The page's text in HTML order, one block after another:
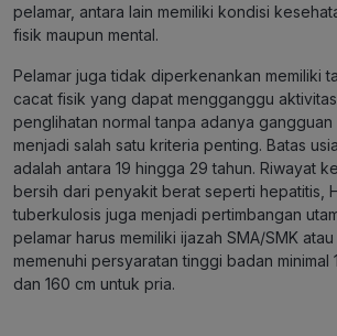
pelamar, antara lain memiliki kondisi
fisik maupun mental.
Pelamar juga tidak diperkenankan memiliki
cacat fisik yang dapat mengganggu
penglihatan normal tanpa adanya
menjadi salah satu kriteria penting. Batas
adalah antara 19 hingga 29 tahun. Riwayat
bersih dari penyakit berat seperti hepatitis,
tuberkulosis juga menjadi pertimbangan
pelamar harus memiliki ijazah SMA/SMK
memenuhi persyaratan tinggi badan minimal
dan 160 cm untuk pria.